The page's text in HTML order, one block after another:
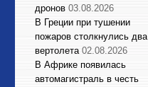
дронов 03.08.2026
В Греции при тушении
пожаров столкнулись два
вертолета 02.08.2026
В Африке появилась
автомагистраль в честь